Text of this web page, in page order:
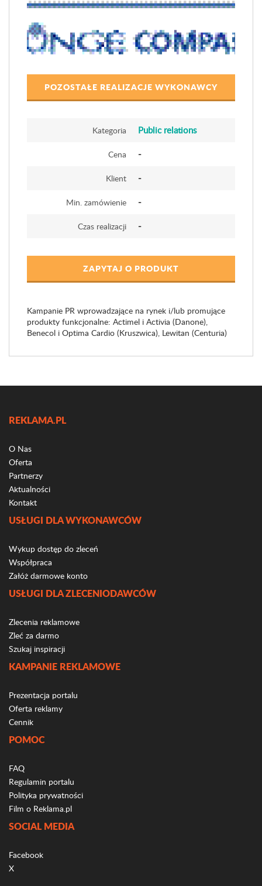
POZOSTAŁE REALIZACJE WYKONAWCY
Kategoria Public relations
Cena -
Klient -
Min. zamówienie -
Czas realizacji -
ZAPYTAJ O PRODUKT
Kampanie PR wprowadzające na rynek i/lub promujące
produkty funkcjonalne: Actimel i Activia (Danone),
Benecol i Optima Cardio (Kruszwica), Lewitan (Centuria)
REKLAMA.PL
O Nas
Oferta
Partnerzy
Aktualności
Kontakt
USŁUGI DLA WYKONAWCÓW
Wykup dostęp do zleceń
Współpraca
Załóż darmowe konto
USŁUGI DLA ZLECENIODAWCÓW
Zlecenia reklamowe
Zleć za darmo
Szukaj inspiracji
KAMPANIE REKLAMOWE
Prezentacja portalu
Oferta reklamy
Cennik
POMOC
FAQ
Regulamin portalu
Polityka prywatności
Film o Reklama.pl
SOCIAL MEDIA
Facebook
X